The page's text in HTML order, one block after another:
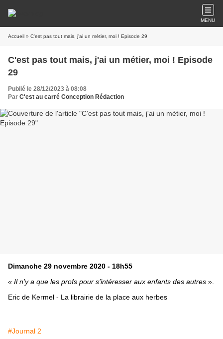
MENU
Accueil » C'est pas tout mais, j'ai un métier, moi ! Episode 29
C'est pas tout mais, j'ai un métier, moi ! Episode
29
Publié le 28/12/2023 à 08:08
Par C'est au carré Conception Rédaction
Dimanche 29 novembre 2020 - 18h55
« Il n’y a que les profs pour s’intéresser aux enfants des autres ».
Eric de Kermel - La librairie de la place aux herbes
#Journal 2